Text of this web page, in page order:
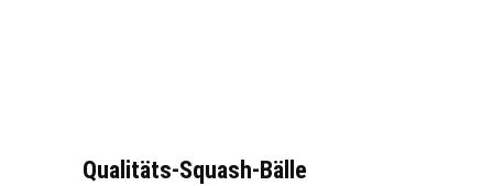
Qualitäts-Squash-Bälle